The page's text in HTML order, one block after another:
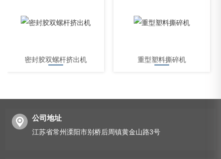
密封胶双螺杆挤出机 重型塑料撕碎机
公司地址
江苏省常州溧阳市别桥后周镇黄金山路3号